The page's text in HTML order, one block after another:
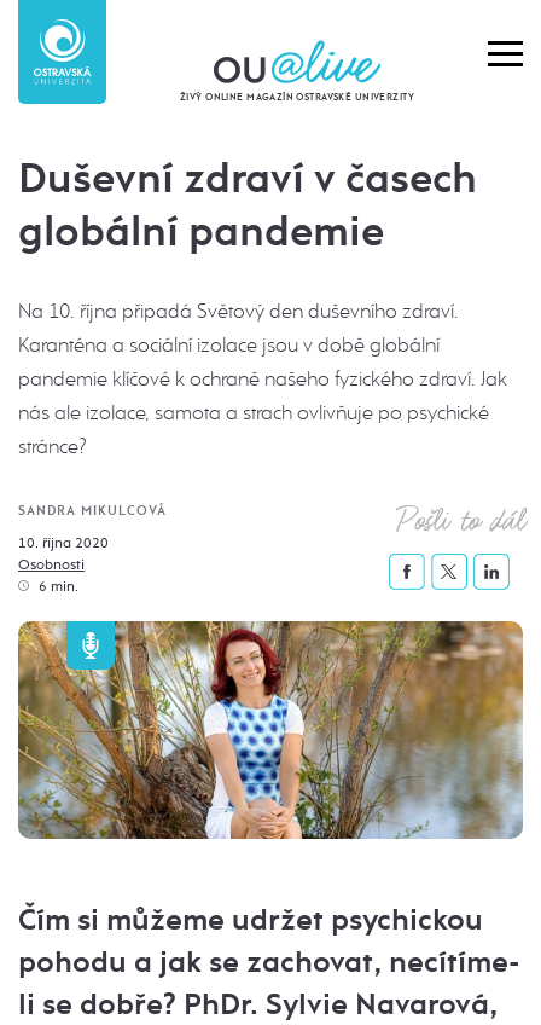
ŽIVÝ ONLINE MAGAZÍN OSTRAVSKÉ UNIVERZITY
Duševní zdraví v časech
globální pandemie
Na 10. října připadá Světový den duševního zdraví.
Karanténa a sociální izolace jsou v době globální
pandemie klíčové k ochraně našeho fyzického zdraví. Jak
nás ale izolace, samota a strach ovlivňuje po psychické
stránce?
SANDRA MIKULCOVÁ
10. října 2020
Osobnosti
6 min.
Pošli to dál
Čím si můžeme udržet psychickou
pohodu a jak se zachovat, necítíme-
li se dobře? PhDr. Sylvie Navarová,